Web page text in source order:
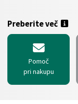
Preberite več
Pomoč
pri nakupu